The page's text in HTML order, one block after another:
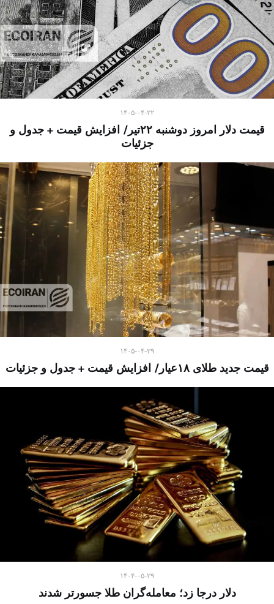
۱۴۰۵-۰۴-۲۲
قیمت دلار امروز دوشنبه ۲۲تیر/ افزایش قیمت + جدول و
جزئیات
۱۴۰۵-۰۴-۲۹
قیمت جدید طلای ۱۸عیار/ افزایش قیمت + جدول و جزئیات
۱۴۰۴-۰۵-۲۹
دلار درجا زد؛ معامله‌گران طلا جسورتر شدند